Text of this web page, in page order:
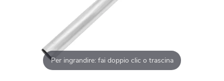
Per ingrandire: fai doppio clic o trascina